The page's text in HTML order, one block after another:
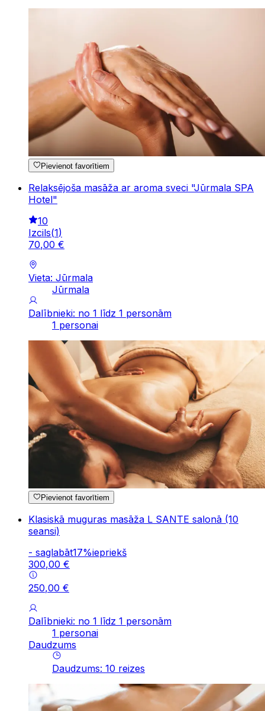
Pievienot favorītiem
Relaksējoša masāža ar aroma sveci "Jūrmala SPA
Hotel"
10
Izcils(1)
70,00 €
Vieta: Jūrmala
Jūrmala
Dalībnieki: no 1 līdz 1 personām
1 personai
Pievienot favorītiem
Klasiskā muguras masāža L SANTE salonā (10
seansi)
- saglabāt17%iepriekš
300,00 €
250,00 €
Dalībnieki: no 1 līdz 1 personām
1 personai
Daudzums
Daudzums: 10 reizes